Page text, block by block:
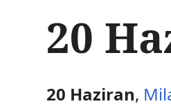
ç
e
r
e
20
20 Haziran,